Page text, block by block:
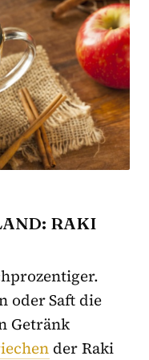
RAKI
oder Saft die
Getränk
der Raki